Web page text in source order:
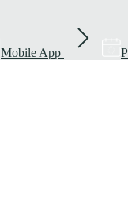
Mobile App